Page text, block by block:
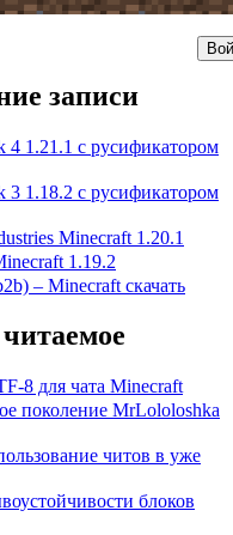
записи
4 1.21.1 с русификатором
3 1.18.2 с русификатором
Minecraft 1.20.1
1.19.2
– Minecraft скачать
8 для чата Minecraft
поколение MrLololoshka
читов в уже
блоков